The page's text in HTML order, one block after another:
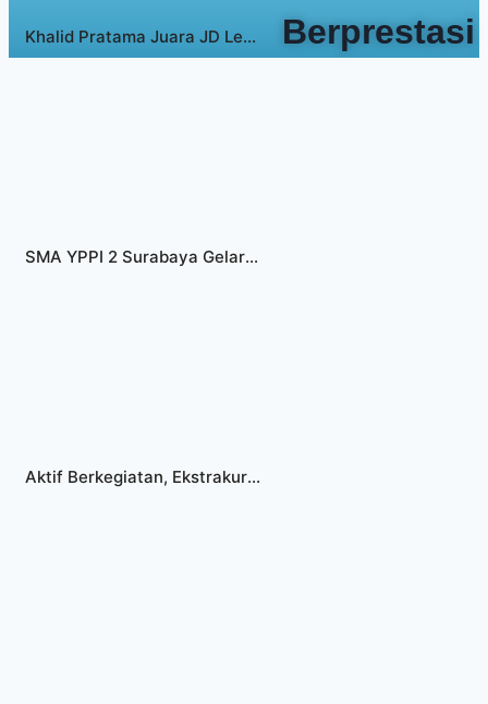
Khalid Pratama Juara JD Lead Climbing Cup 2026 Di SMA YPPI-II
SMA YPPI 2 Surabaya Gelar Turnamen Climbing Antar Pelajar
Aktif Berkegiatan, Ekstrakurikuler Pecinta Alam SMA YPPI 2 Surabaya Raih Beragam Prestasi
Berprestasi